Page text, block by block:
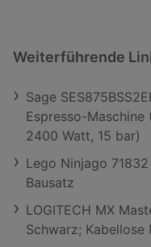
Weiterführende
Sage
Espresso-
2400 Watt, 15 bar)
Lego Ninjago
Bausatz
LOGITECH MX
Schwarz; Kabellose